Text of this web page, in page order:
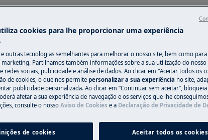
máquina de secar roupa?
o aparelho pareça não
Peças e
seu
os diretamente
Para a loja
cookies para lhe proporcionar uma experiência
outras tecnologias semelhantes para melhorar o nosso site, bem como
Partilhamos também informações sobre a sua utilização do nosso
redes sociais, publicidade e análise de dados. Ao clicar em "Aceitar todos os
de cookies, o que nos permite personalizar a sua experiência no site,
publicidade personalizada. Ao clicar em “Continuar sem aceitar”,
afetar a sua experiência de navegação e os serviços que lhe
consulte o nosso Aviso de Cookies e a Declaração de Privacidade de
de cookies Aceitar todos os cookies